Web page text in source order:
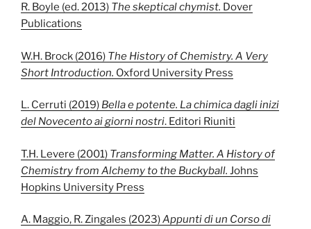
R. Boyle (ed. 2013) The skeptical chymist. Dover
Publications
W.H. Brock (2016) The History of Chemistry. A Very
Short Introduction. Oxford University Press
L. Cerruti (2019) Bella e potente. La chimica dagli inizi
del Novecento ai giorni nostri. Editori Riuniti
T.H. Levere (2001) Transforming Matter. A History of
Chemistry from Alchemy to the Buckyball. Johns
Hopkins University Press
A. Maggio, R. Zingales (2023)Appunti di un Corso di